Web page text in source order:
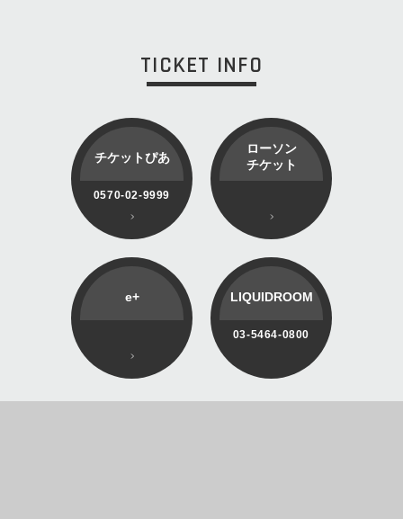
TICKET INFO
チケットぴあ
0570-02-9999
ローソン
チケット
e+ LIQUIDROOM
03-5464-0800